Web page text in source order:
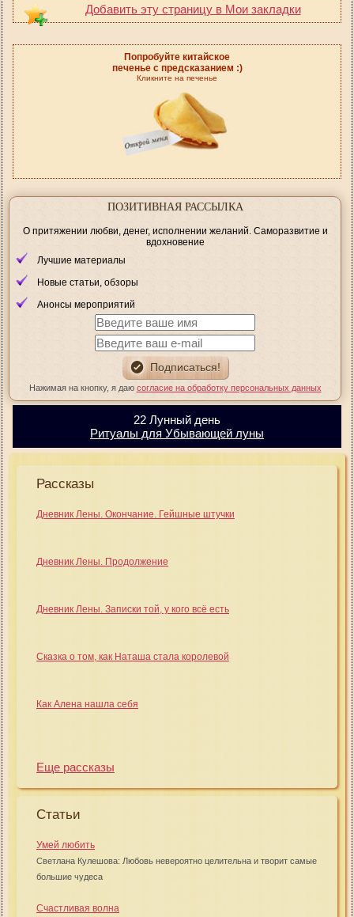
Добавить эту страницу в Мои закладки
Попробуйте китайское
печенье с предсказанием :)
Кликните на печенье
ПОЗИТИВНАЯ РАССЫЛКА
О притяжении любви, денег, исполнении желаний. Саморазвитие и
вдохновение
Лучшие материалы
Новые статьи, обзоры
Анонсы мероприятий
Нажимая на кнопку, я даю согласие на обработку персональных данных
22 Лунный день
Ритуалы для Убывающей луны
Рассказы
Дневник Лены. Окончание. Гейшные штучки
Дневник Лены. Продолжение
Дневник Лены. Записки той, у кого всё есть
Сказка о том, как Наташа стала королевой
Как Алена нашла себя
Еще рассказы
Статьи
Умей любить
Светлана Кулешова: Любовь невероятно целительна и творит самые
большие чудеса
Счастливая волна